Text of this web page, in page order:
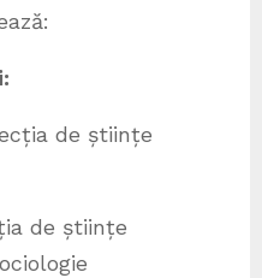
de științe
de științe